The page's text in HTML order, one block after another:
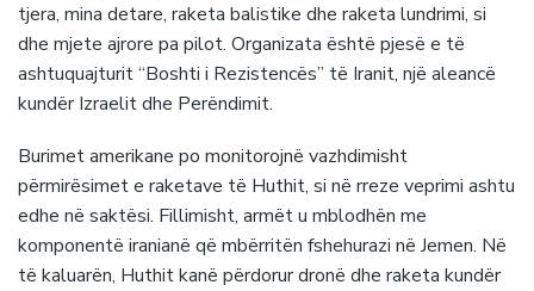
tjera, mina detare, raketa balistike dhe raketa lundrimi, si
dhe mjete ajrore pa pilot. Organizata është pjesë e të
ashtuquajturit “Boshti i Rezistencës” të Iranit, një aleancë
kundër Izraelit dhe Perëndimit.
Burimet amerikane po monitorojnë vazhdimisht
përmirësimet e raketave të Huthit, si në rreze veprimi ashtu
edhe në saktësi. Fillimisht, armët u mblodhën me
komponentë iranianë që mbërritën fshehurazi në Jemen. Në
të kaluarën, Huthit kanë përdorur dronë dhe raketa kundër